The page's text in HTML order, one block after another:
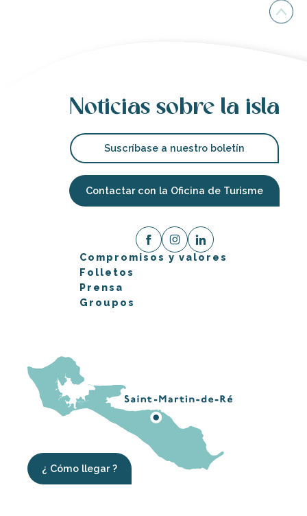
Noticias sobre la isla
Suscríbase a nuestro boletín
Contactar con la Oficina de Turisme
Compromisos y valores
Folletos
Prensa
Groupos
¿ Cómo llegar ?